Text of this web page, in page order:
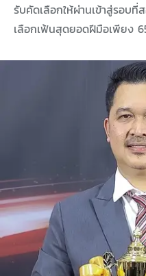
รับคัดเลือกให้ผ่านเข้าสู่รอบ
เลือกเฟ้นสุดยอดฝีมือเพียง